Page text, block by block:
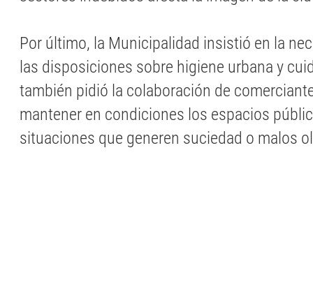
Por último, la Municipalidad insistió en la
las disposiciones sobre higiene urbana y
también pidió la colaboración de
mantener en condiciones los espacios
situaciones que generen suciedad o malos